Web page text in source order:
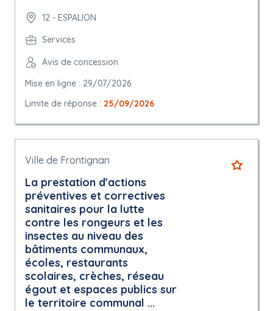
12 - ESPALION
Services
Avis de concession
Mise en ligne : 29/07/2026
Limite de réponse : 25/09/2026
Ville de Frontignan
La prestation d'actions
préventives et correctives
sanitaires pour la lutte
contre les rongeurs et les
insectes au niveau des
bâtiments communaux,
écoles, restaurants
scolaires, crèches, réseau
égout et espaces publics sur
le territoire communal ...